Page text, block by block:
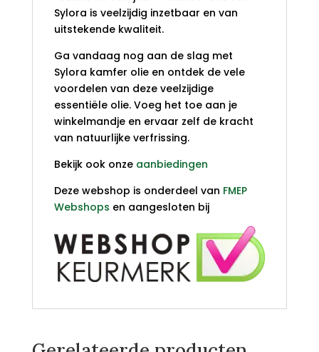
Sylora is veelzijdig inzetbaar en van
uitstekende kwaliteit.
Ga vandaag nog aan de slag met
Sylora kamfer olie en ontdek de vele
voordelen van deze veelzijdige
essentiële olie. Voeg het toe aan je
winkelmandje en ervaar zelf de kracht
van natuurlijke verfrissing.
Bekijk ook onze aanbiedingen
Deze webshop is onderdeel van FMEP
Webshops en aangesloten bij